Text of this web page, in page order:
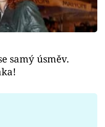
samý úsměv.